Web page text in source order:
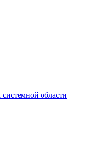
области